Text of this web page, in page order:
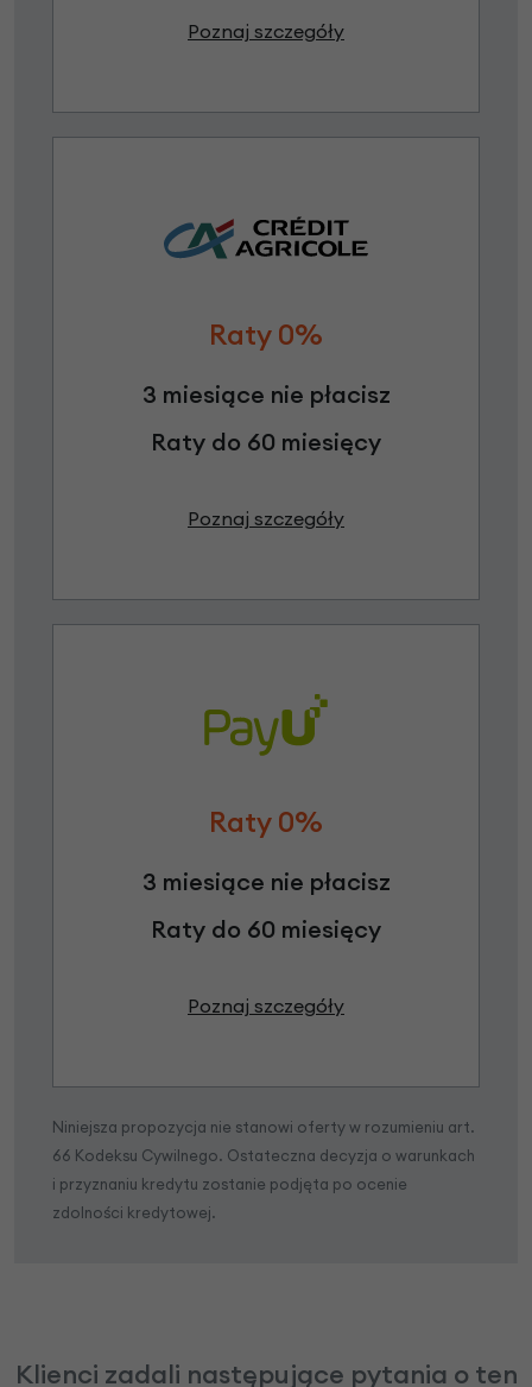
Poznaj szczegóły
Raty 0%
3 miesiące nie płacisz
Raty do 60 miesięcy
Poznaj szczegóły
Raty 0%
3 miesiące nie płacisz
Raty do 60 miesięcy
Poznaj szczegóły
Niniejsza propozycja nie stanowi oferty w rozumieniu art.
66 Kodeksu Cywilnego. Ostateczna decyzja o warunkach
i przyznaniu kredytu zostanie podjęta po ocenie
zdolności kredytowej.
Klienci zadali następujące pytania o ten